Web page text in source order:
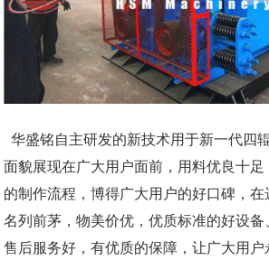
华盛铭自主研发的新技术用于新一代四
面貌展现在广大用户面前，用料优良十
的制作流程，博得广大用户的好口碑，在
名列前茅，物美价优，优质标准的好设备
售后服务好，有优质的保障，让广大用户